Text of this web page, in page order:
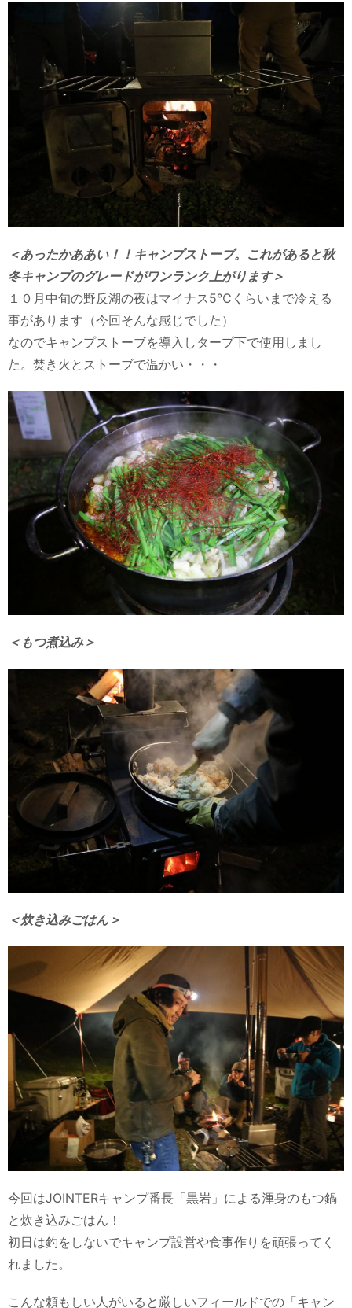
＜あったかああい！！キャンプストーブ。これがあると秋
冬キャンプのグレードがワンランク上がります＞
１０月中旬の野反湖の夜はマイナス5℃くらいまで冷える
事があります（今回そんな感じでした）
なのでキャンプストーブを導入しタープ下で使用しまし
た。焚き火とストーブで温かい・・・
＜もつ煮込み＞
＜炊き込みごはん＞
今回はJOINTERキャンプ番長「黒岩」による渾身のもつ鍋
と炊き込みごはん！
初日は釣をしないでキャンプ設営や食事作りを頑張ってく
れました。
こんな頼もしい人がいると厳しいフィールドでの「キャン